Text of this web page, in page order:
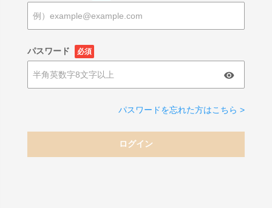
パスワード 必須
パスワードを忘れた方はこちら >
ログイン